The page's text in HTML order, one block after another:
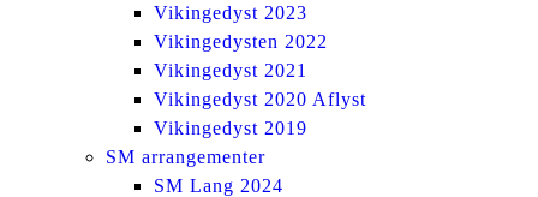
Vikingedyst 2023
Vikingedysten 2022
Vikingedyst 2021
Vikingedyst 2020 Aflyst
Vikingedyst 2019
SM arrangementer
SM Lang 2024